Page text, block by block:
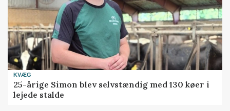
KVÆG
25-årige Simon blev selvstændig med 130 køer i
lejede stalde